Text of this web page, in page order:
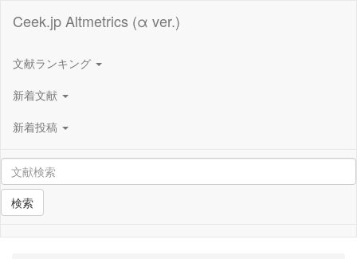
Ceek.jp Altmetrics (α ver.)
文献ランキング
新着文献
新着投稿
検索